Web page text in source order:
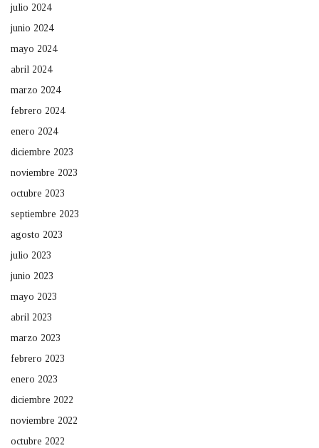
julio 2024
junio 2024
mayo 2024
abril 2024
marzo 2024
febrero 2024
enero 2024
diciembre 2023
noviembre 2023
octubre 2023
septiembre 2023
agosto 2023
julio 2023
junio 2023
mayo 2023
abril 2023
marzo 2023
febrero 2023
enero 2023
diciembre 2022
noviembre 2022
octubre 2022